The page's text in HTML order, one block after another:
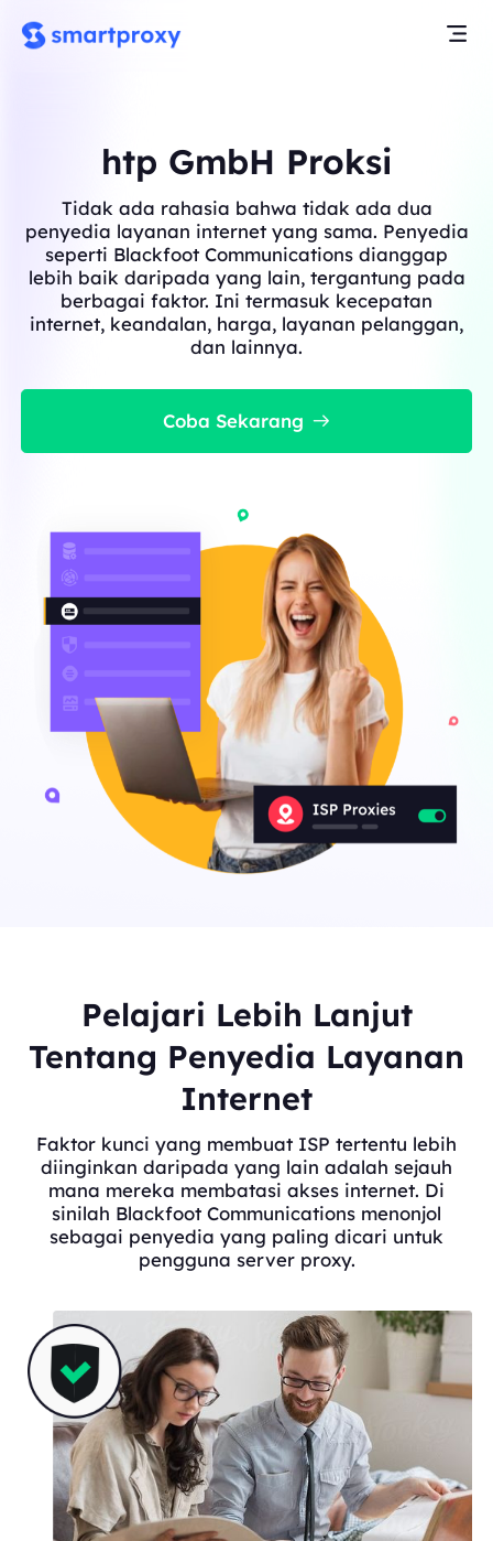
htp GmbH Proksi
Tidak ada rahasia bahwa tidak ada dua
penyedia layanan internet yang sama. Penyedia
seperti Blackfoot Communications dianggap
lebih baik daripada yang lain, tergantung pada
berbagai faktor. Ini termasuk kecepatan
internet, keandalan, harga, layanan pelanggan,
dan lainnya.
Coba Sekarang
Pelajari Lebih Lanjut
Tentang Penyedia Layanan
Internet
Faktor kunci yang membuat ISP tertentu lebih
diinginkan daripada yang lain adalah sejauh
mana mereka membatasi akses internet. Di
sinilah Blackfoot Communications menonjol
sebagai penyedia yang paling dicari untuk
pengguna server proxy.